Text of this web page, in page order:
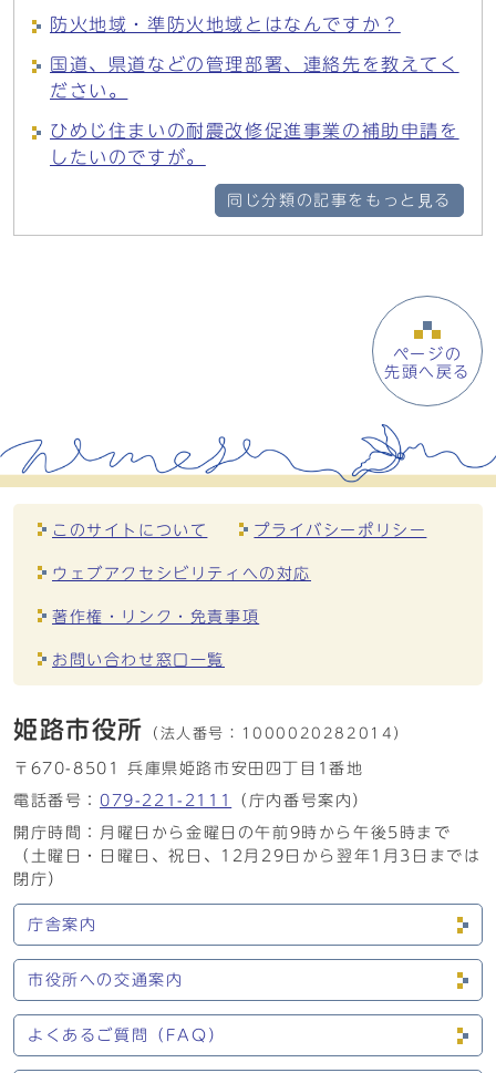
防火地域・準防火地域とはなんですか？
国道、県道などの管理部署、連絡先を教えてく
ださい。
ひめじ住まいの耐震改修促進事業の補助申請を
したいのですが。
同じ分類の記事をもっと見る
ページの
先頭へ戻る
このサイトについて プライバシーポリシー
ウェブアクセシビリティへの対応
著作権・リンク・免責事項
お問い合わせ窓口一覧
姫路市役所 （法人番号： 1000020282014）
〒670-8501 兵庫県姫路市安田四丁目1番地
電話番号： 079-221-2111
（庁内番号案内）
開庁時間：月曜日から金曜日の午前9時から午後5時まで
（土曜日・日曜日、祝日、12月29日から翌年1月3日までは
閉庁）
庁舎案内
市役所への交通案内
よくあるご質問（FAQ）